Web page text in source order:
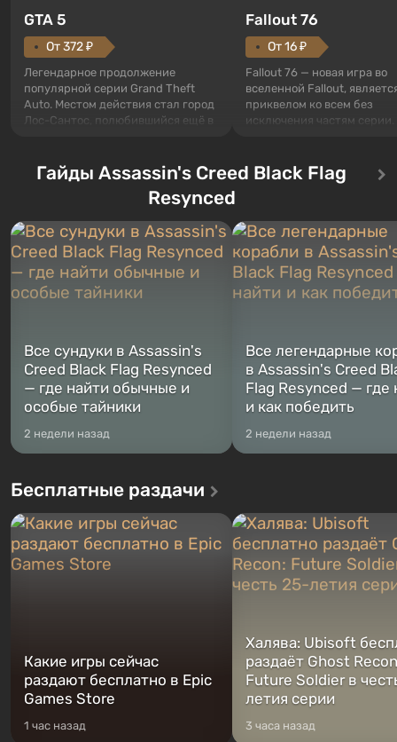
GTA 5
От 372 ₽
Легендарное продолжение
популярной серии Grand Theft
Auto. Местом действия стал город
Лос-Сантос, полюбившийся ещё в
сразу трех персонажей: Майкла,
Тревора и Франклина, между
Жанр и...
Fallout 76
От 16 ₽
Fallout 76 — новая игра во
вселенной Fallout,
приквелом ко всем без
исключения частям серии.
Оно же, по задумке
Vault-Tec, должно
Место действия Fallout...
Гайды Assassin's Creed Black Flag
Resynced
Все сундуки в Assassin's
Creed Black Flag Resynced
— где найти обычные и
особые тайники
2 недели назад
Все легендарные
в Assassin's Creed
Flag Resynced — где
и как победить
2 недели назад
Бесплатные раздачи
Какие игры сейчас
раздают бесплатно в Epic
Games Store
1 час назад
Халява: Ubisoft
раздаёт Ghost
Future Soldier в
летия серии
3 часа назад